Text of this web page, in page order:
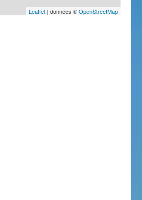
Leaflet| données ©OpenStreetMap